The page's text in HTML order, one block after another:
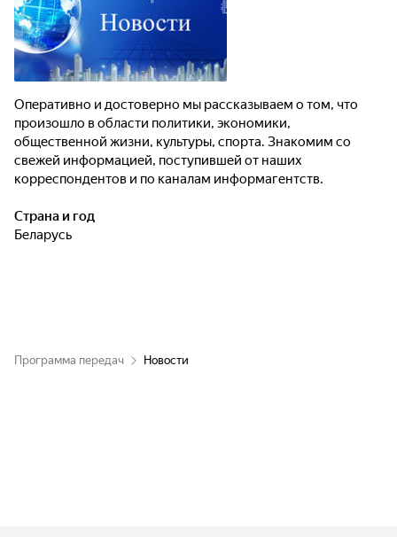
Оперативно и достоверно мы рассказываем о том, что
произошло в области политики, экономики,
общественной жизни, культуры, спорта. Знакомим со
свежей информацией, поступившей от наших
корреспондентов и по каналам информагентств.
Страна и год
Беларусь
Программа передач Новости